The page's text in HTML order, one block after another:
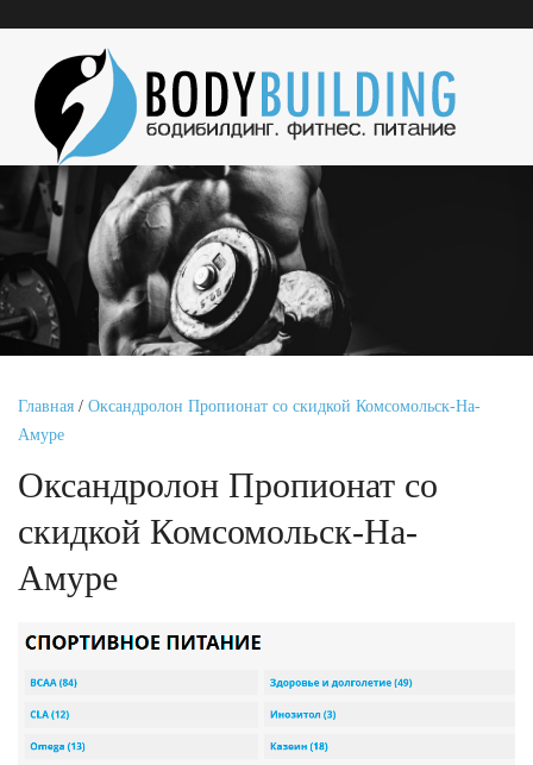
Главная / Оксандролон Пропионат со скидкой Комсомольск-На-
Амуре
Оксандролон Пропионат со
скидкой Комсомольск-На-
Амуре